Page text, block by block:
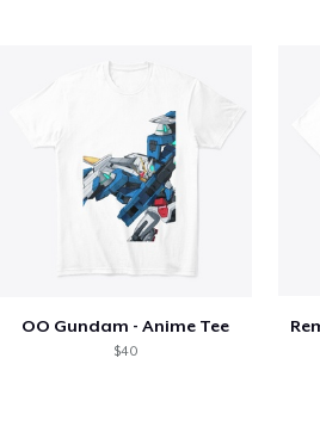
OO Gundam - Anime Tee
$40